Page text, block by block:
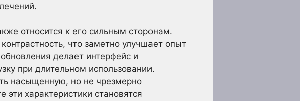
относится к его сильным сторонам.
что заметно улучшает опыт
делает интерфейс и
при длительном использовании.
насыщенную, но не чрезмерно
характеристики становятся